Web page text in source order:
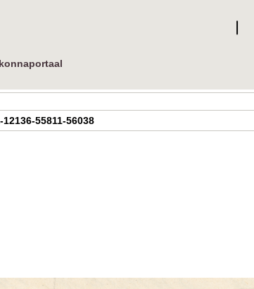
55811-56038